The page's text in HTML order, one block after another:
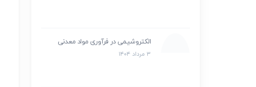
الکتروشیمی در فرآوری مواد معدنی
۳ مرداد ۱۴۰۴